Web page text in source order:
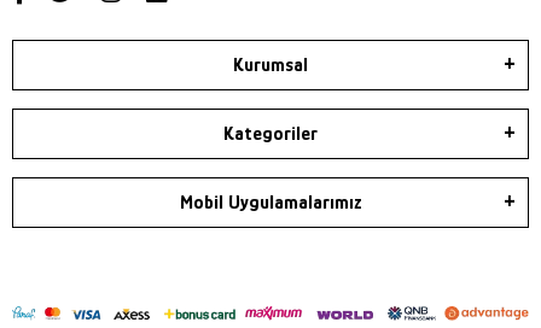
Kurumsal
Kategoriler
Mobil Uygulamalarımız